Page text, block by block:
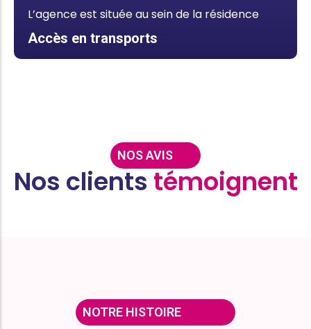
L’agence est située au sein de la résidence
Accès en transports
NOS AVIS
Nos clients témoignent
NOTRE HISTOIRE